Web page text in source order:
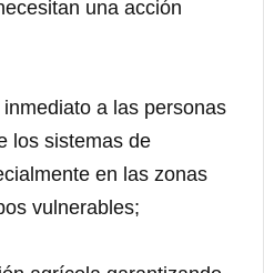
una acción
a las personas
los sistemas de
en las zonas
vulnerables;